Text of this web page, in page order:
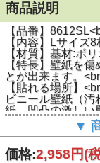
商品説明
【品番】
【内容】Lサイズ8
【材質】基材:ポ
【特長】壁紙を
とが出来ます。
【貼れる場所】
ビニール壁紙（
紙、凹凸の激しい
属、プラスチッ
【貼れるもの】
紙の掲示物。推奨
▼
価格:2,958円(